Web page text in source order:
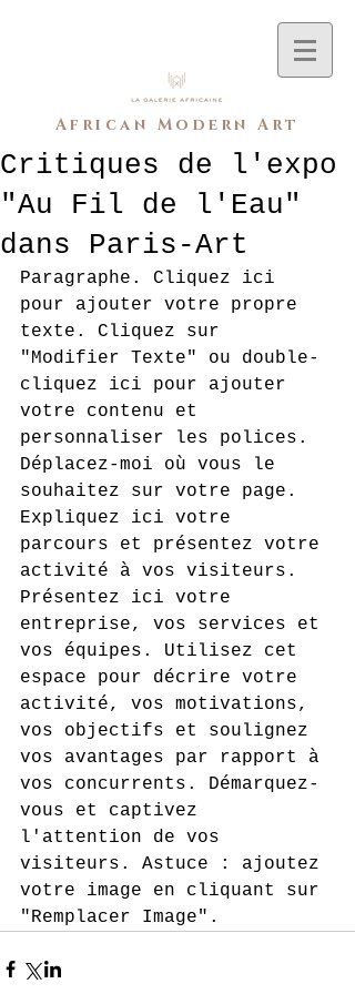
African Modern Art
Critiques de l'expo
"Au Fil de l'Eau"
dans Paris-Art
Paragraphe. Cliquez ici
pour ajouter votre propre
texte. Cliquez sur
"Modifier Texte" ou double-
cliquez ici pour ajouter
votre contenu et
personnaliser les polices.
Déplacez-moi où vous le
souhaitez sur votre page.
Expliquez ici votre
parcours et présentez votre
activité à vos visiteurs.
Présentez ici votre
entreprise, vos services et
vos équipes. Utilisez cet
espace pour décrire votre
activité, vos motivations,
vos objectifs et soulignez
vos avantages par rapport à
vos concurrents. Démarquez-
vous et captivez
l'attention de vos
visiteurs. Astuce : ajoutez
votre image en cliquant sur
"Remplacer Image".